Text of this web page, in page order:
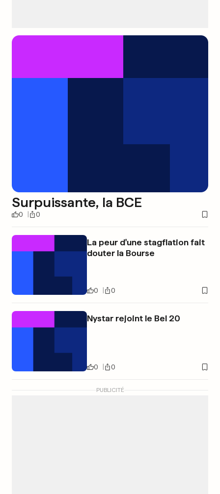
Surpuissante, la BCE
0 0
La peur d'une stagflation fait
douter la Bourse
0 0
Nystar rejoint le Bel 20
0 0
PUBLICITÉ